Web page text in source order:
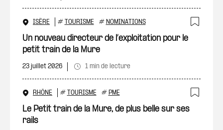
ISÈRE # TOURISME # NOMINATIONS
Un nouveau directeur de l’exploitation pour le
petit train de la Mure
23 juillet 2026 1 min de lecture
RHÔNE # TOURISME # PME
Le Petit train de la Mure, de plus belle sur ses
rails